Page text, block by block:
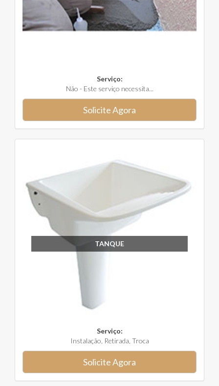
Serviço:
Não - Este serviço necessita...
Solicite Agora
TANQUE
Serviço:
Instalação, Retirada, Troca
Solicite Agora